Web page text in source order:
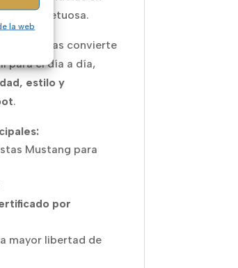
la web
y respetuosa.
retro las convierte
para el día a día,
estilo y
.
Mustang para
por
mayor libertad de